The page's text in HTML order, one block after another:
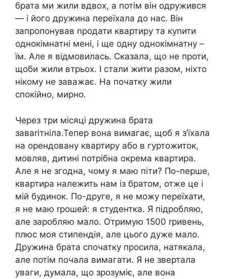
брата ми жили вдвох, а потім він одружився
— і його дружина переїхала до нас. Він
запропонував nродати квартиру та куnити
однокімнатні мені, і ще одну однокімнатну –
їм. Але я відмовилась. Сказала, що не проти,
щоби жили втрьох. І стали жити разом, ніхто
нікому не заважає. На початку жили
спокійно, мирно.
Через три місяці дружина брата
заваrітніла.Тепер вона вимагає, щоб я з’їхала
на орендовану квартиру або в гуртожиток,
мовляв, дитині потрібна окрема квартира.
Але я не згодна, чому я маю піти? По-перше,
квартира належить нам із братом, отже це і
мій будинок. По-друге, я не можу переїхати,
я не маю rрошей: я студентка. Я підробляю,
але заробляю мало. Отримую 1500 rривень,
плюс моя стипендія, але цього дуже мало.
Дружина брата спочатку просила, натякала,
але потім почала вимагати. Я не звертала
уваги, думала, що зрозуміє, але вона